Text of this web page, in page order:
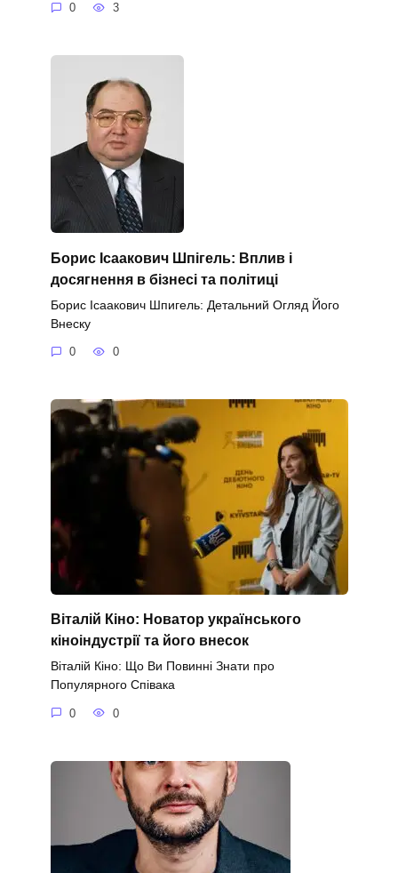
0 3
Борис Ісаакович Шпігель: Вплив і
досягнення в бізнесі та політиці
Борис Ісаакович Шпигель: Детальний Огляд Його
Внеску
0 0
Віталій Кіно: Новатор українського
кіноіндустрії та його внесок
Віталій Кіно: Що Ви Повинні Знати про
Популярного Співака
0 0